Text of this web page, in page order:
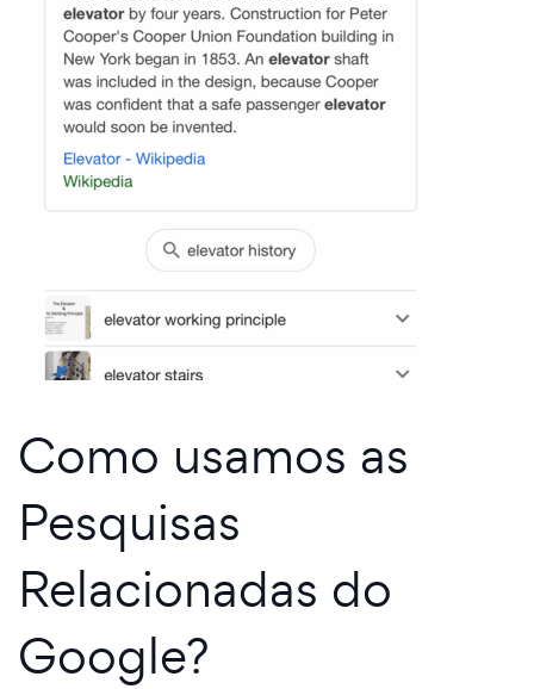
Como usamos as
Pesquisas
Relacionadas do
Google?